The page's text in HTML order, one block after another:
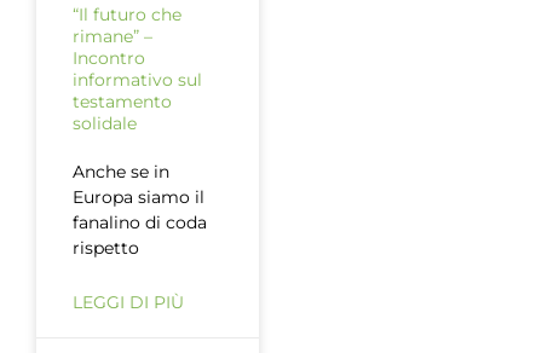
“Il futuro che
rimane” –
Incontro
informativo sul
testamento
solidale
Anche se in
Europa siamo il
fanalino di coda
rispetto
LEGGI DI PIÙ